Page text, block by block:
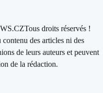
Tous droits réservés !
des articles ni des
de leurs auteurs et peuvent
de la rédaction.